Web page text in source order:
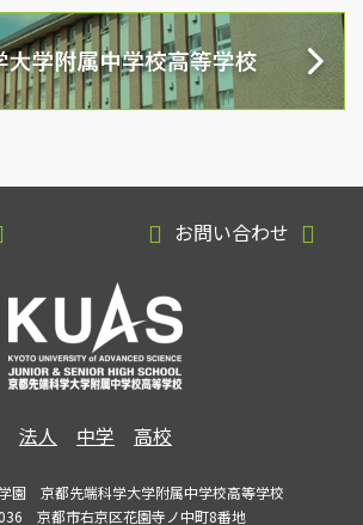
お問い合わせ
法人 中学 高校
園 京都先端科学大学附属中学校高等学校
京都市右京区花園寺ノ中町8番地